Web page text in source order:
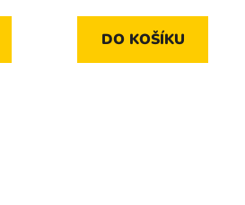
DO KOŠÍKU